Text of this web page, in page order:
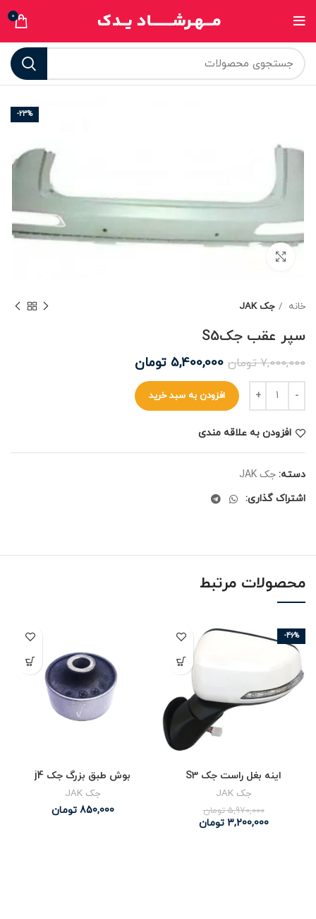
0
-23%
خانه جک JAK
سپر عقب جکS5
7,000,000 تومان 5,400,000 تومان
افزودن به سبد خرید
افزودن به علاقه مندی
دسته: جک JAK
اشتراک گذاری:
محصولات مرتبط
-46%
اینه بغل راست جک S3
جک JAK
5,970,000 تومان
3,200,000 تومان
بوش طبق بزرگ جک j4
جک JAK
850,000 تومان